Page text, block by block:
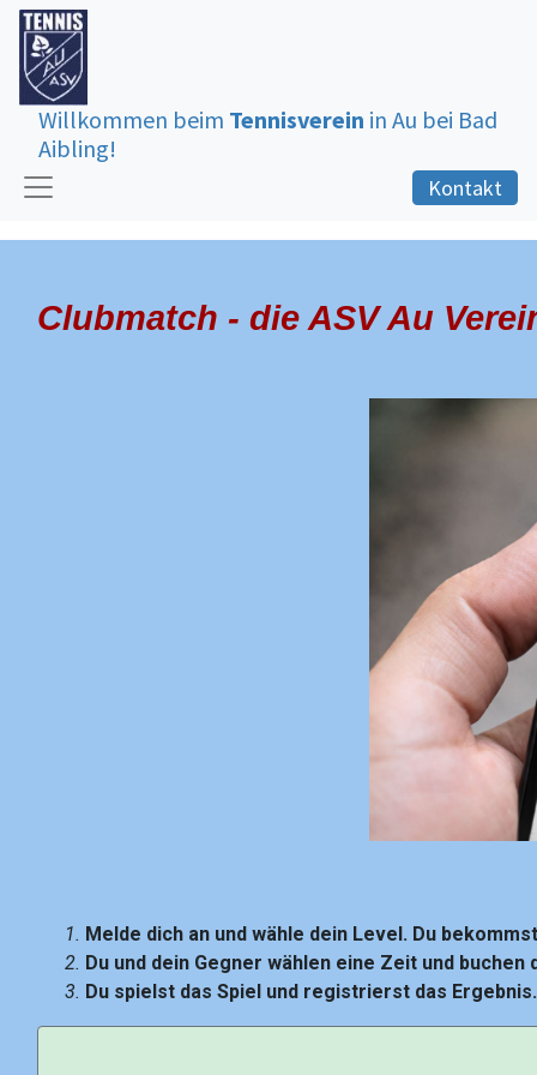
Willkommen beim Tennisverein in Au bei Bad
Aibling!
Kontakt
Clubmatch - die ASV Au
Melde dich an und wähle dein Level. Du
Du und dein Gegner wählen eine Zeit und buchen
Du spielst das Spiel und registrierst das Ergebnis.